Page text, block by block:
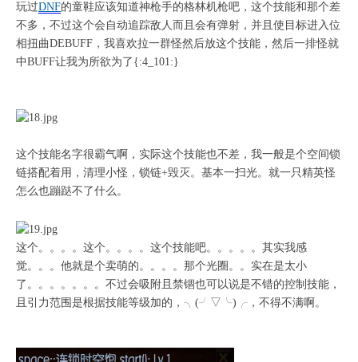
玩过DNF的童鞋应该知道神枪手的格林机枪吧，这个技能和那个差
不多，不过这个会自动追踪敌人而且会有弹射，并且使目标进入位
相扭曲DEBUFF，我喜欢拉一群怪然后放这个技能，然后一排怪就
中BUFF让我为所欲为了{:4_101:}
这个技能名字很霸气啊，实际这个技能也不差，我一般是个空间锁
链搭配着用，清理小怪，锁链+毁灭。基本一扫光。就一只精英怪
怎么也蹦跶不了什么。
这个。。。。这个。。。。这个技能吧。。。。。其实我感
觉。。。他就是个卖萌的。。。。那个光圈。。实在是太小
了。。。。。。。不过会吸附且禁锢也可以说是不错的控制技能，
且引力范围是根据技能等级加的，╮(╯▽╰)╭，不得不满啊。